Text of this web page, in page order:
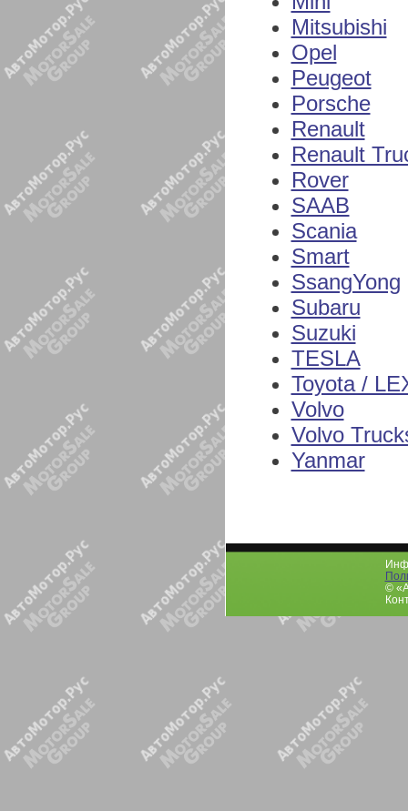
Mitsubishi
Opel
Peugeot
Porsche
Renault
Renault
Rover
SAAB
Scania
Smart
SsangYong
Subaru
Suzuki
TESLA
Toyota /
Volvo
Volvo
Yanmar
©